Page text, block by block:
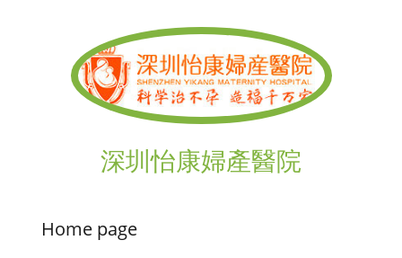
深圳怡康婦產醫院
Home page